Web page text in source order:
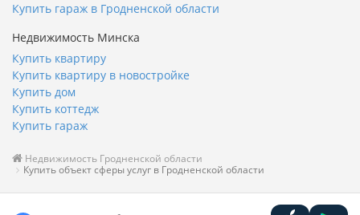
Купить гараж в Гродненской области
Недвижимость Минска
Купить квартиру
Купить квартиру в новостройке
Купить дом
Купить коттедж
Купить гараж
Недвижимость Гродненской области
Купить объект сферы услуг в Гродненской области